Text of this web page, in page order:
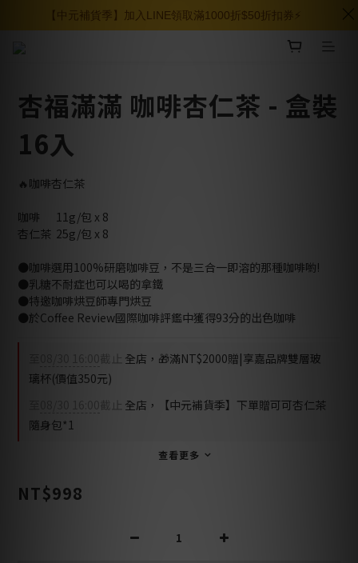
杏福滿滿 咖啡杏仁茶 - 盒裝
16入
🔥咖啡杏仁茶
咖啡	11g/包 x 8
杏仁茶	25g/包 x 8
●咖啡選用100%研磨咖啡豆，不是三合一即溶的那種咖啡喲!
●乳糖不耐症也可以喝的拿鐵
●特邀咖啡烘豆師專門烘豆
●於Coffee Review國際咖啡評鑑中獲得93分的出色咖啡
截止 全店，🎁滿NT$2000贈|享嘉品牌雙層玻
璃杯(價值350元)
截止 全店，【中元補貨季】下單贈可可杏仁茶
隨身包*1
查看更多
NT$998
【中元補貨季】加入LINE領取滿1000折$50折扣券⚡️